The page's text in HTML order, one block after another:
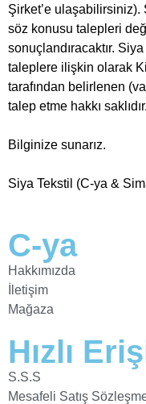
Şirket’e ulaşabilirsiniz).
söz konusu talepleri
sonuçlandıracaktır.
taleplere ilişkin olarak
tarafından belirlenen
talep etme hakkı saklıdır.
Bilginize sunarız.
Siya Tekstil (C-ya &
C-ya
Hakkımızda
İletişim
Mağaza
Hızlı
S.S.S
Mesafeli Satış